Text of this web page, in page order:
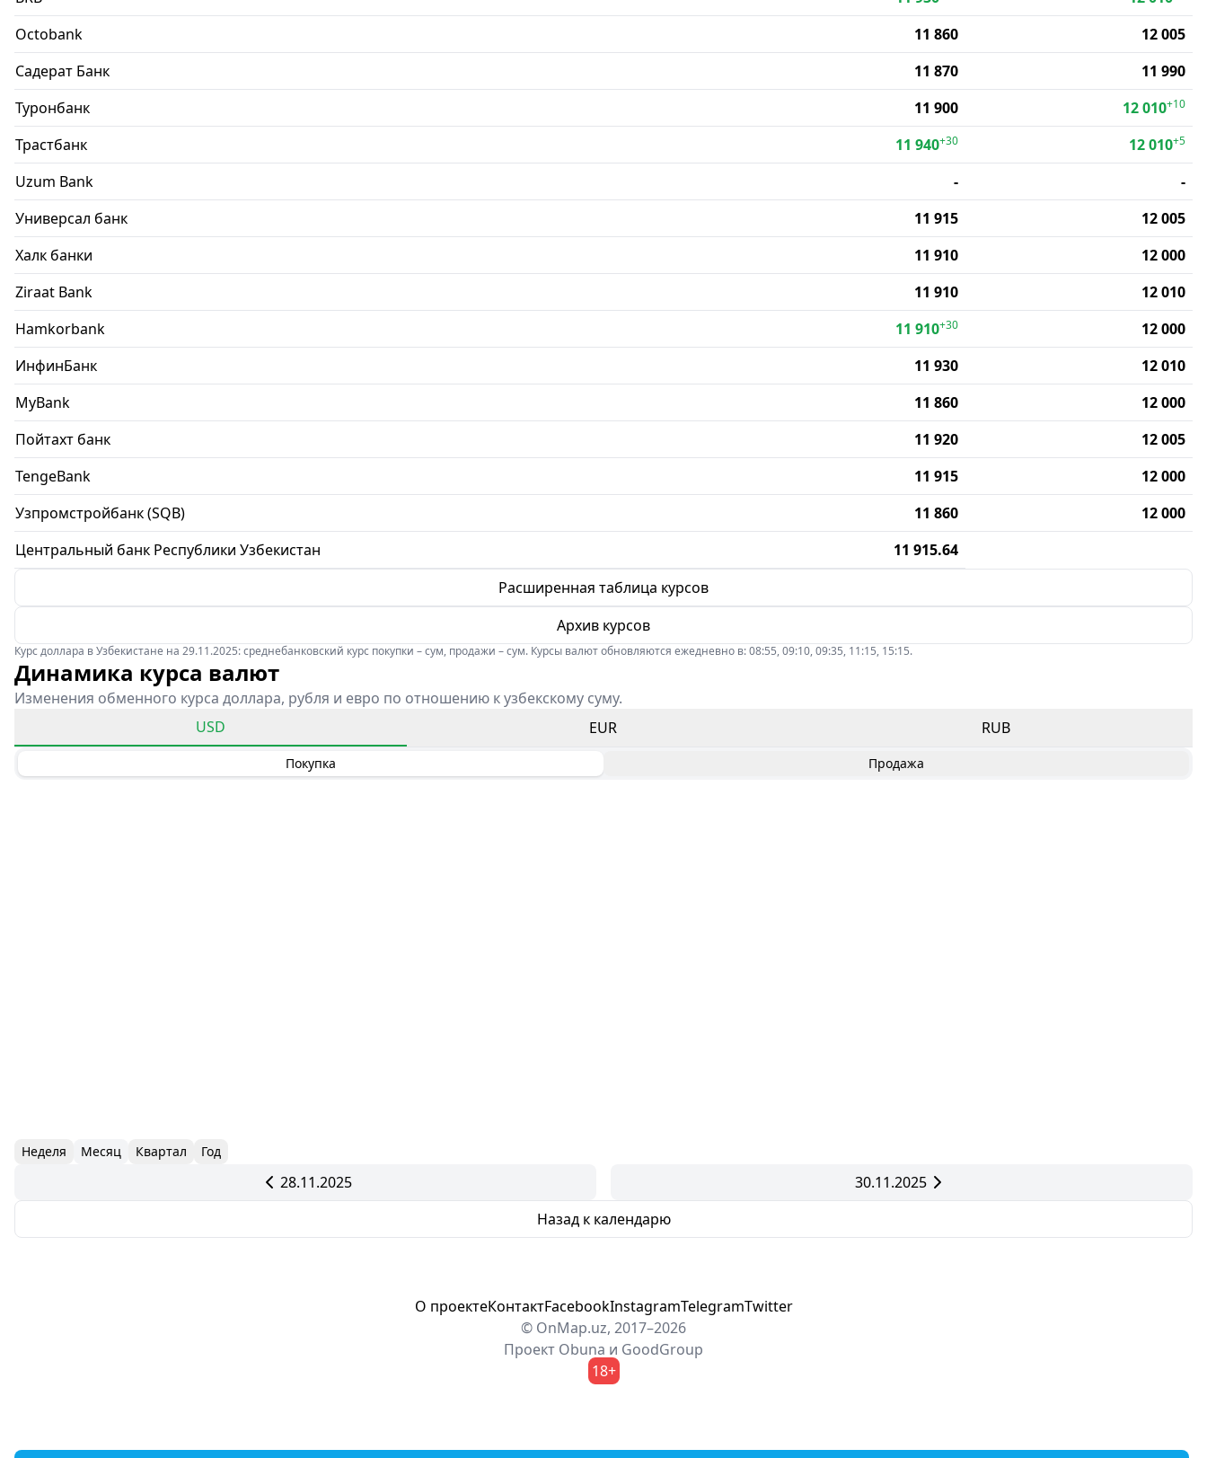
Octobank 11 860
12 005
Садерат Банк
11 870
11 990
Туронбанк
11 900 12 010+10
Трастбанк 11 940+30 12 010+5
Uzum Bank -
-
Универсал банк
11 915
12 005
Халк банки
11 910
12 000
Ziraat Bank
11 910
12 010
Hamkorbank
11 910+30
12 000
ИнфинБанк
11 930
12 010
MyBank
11 860
12 000
Пойтахт банк
11 920
12 005
TengeBank
11 915
12 000
Узпромстройбанк (SQB)
11 860
12 000
Центральный банк Республики Узбекистан
11 915.64
Расширенная таблица курсов
Архив курсов
Курс доллара в Узбекистане на 29.11.2025: среднебанковский курс покупки – сум, продажи – сум. Курсы валют обновляются ежедневно в: 08:55, 09:10, 09:35, 11:15, 15:15.
Динамика курса валют
Изменения обменного курса доллара, рубля и евро по отношению к узбекскому суму.
USD
EUR RUB
Покупка Продажа
Неделя Месяц Квартал Год
28.11.2025
30.11.2025
Назад к календарю
О проектеКонтактFacebookInstagramTelegramTwitter
© OnMap.uz, 2017–2026
Проект Obuna и GoodGroup
18+